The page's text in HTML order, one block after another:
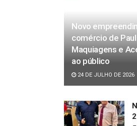
Novo
comércio de
Maquiagens e
ao público
24 DE JULHO DE 2026